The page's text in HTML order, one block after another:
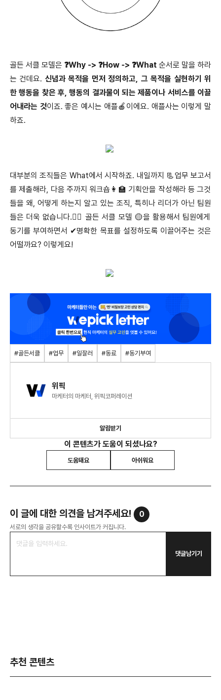
골든 서클 모델은 ❓Why -> ❓How -> ❓What 순서로 말을 하라
는 건데요. 신념과 목적을 먼저 정의하고, 그 목적을 실현하기 위
한 행동을 찾은 후, 행동의 결과물이 되는 제품이나 서비스를 이끌
어내라는 것이죠. 좋은 예시는 애플🍎이에요. 애플사는 이렇게 말
하죠.
대부분의 조직들은 What에서 시작하죠. 내일까지 📃업무 보고서
를 제출해라, 다음 주까지 워크숍👩‍🏫 기획안을 작성해라 등 그것
들을 왜, 어떻게 하는지 알고 있는 조직, 특히나 리더가 아닌 팀원
들은 더욱 없습니다.🤷‍♀️ 골든 서클 모델 🟡을 활용해서 팀원에게
동기를 부여하면서 ✔명확한 목표를 설정하도록 이끌어주는 것은
어떨까요? 이렇게요!
#골든서클 #업무 #일잘러 #동료 #동기부여
위픽
마케터의 마케터, 위픽코퍼레이션
알림받기
이 콘텐츠가 도움이 되셨나요?
도움돼요 아쉬워요
이 글에 대한 의견을 남겨주세요! 0
서로의 생각을 공유할수록 인사이트가 커집니다.
댓글남기기
추천 콘텐츠